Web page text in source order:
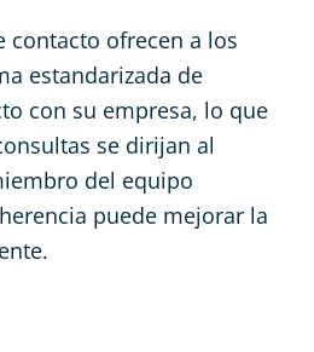
contacto ofrecen a los
estandarizada de
con su empresa, lo que
se dirijan al
del equipo
puede mejorar la